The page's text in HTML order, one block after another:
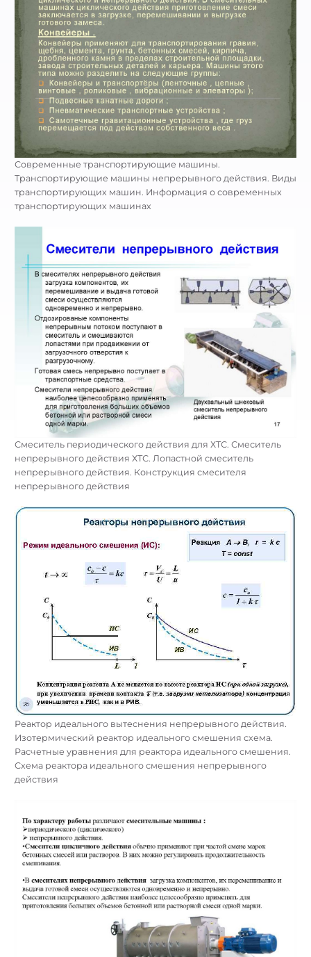
Современные транспортирующие машины.
Транспортирующие машины непрерывного действия. Виды
транспортирующих машин. Информация о современных
транспортирующих машинах
Смеситель периодического действия для ХТС. Смеситель
непрерывного действия ХТС. Лопастной смеситель
непрерывного действия. Конструкция смесителя
непрерывного действия
Реактор идеального вытеснения непрерывного действия.
Изотермический реактор идеального смешения схема.
Расчетные уравнения для реактора идеального смешения.
Схема реактора идеального смешения непрерывного
действия